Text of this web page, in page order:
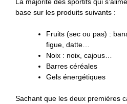
base sur les produits suivants :
Fruits (sec ou pas) :
figue, datte…
Noix : noix, cajous…
Barres céréales
Gels énergétiques
Sachant que les deux premières